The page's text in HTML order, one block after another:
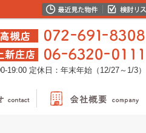
19:00 定休日：年末年始（12/27～1/3）